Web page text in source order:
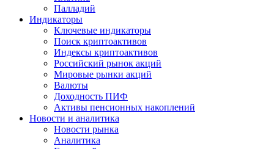
Палладий
Индикаторы
Ключевые индикаторы
Поиск криптоактивов
Индексы криптоактивов
Российский рынок акций
Мировые рынки акций
Валюты
Доходность ПИФ
Активы пенсионных накоплений
Новости и аналитика
Новости рынка
Аналитика